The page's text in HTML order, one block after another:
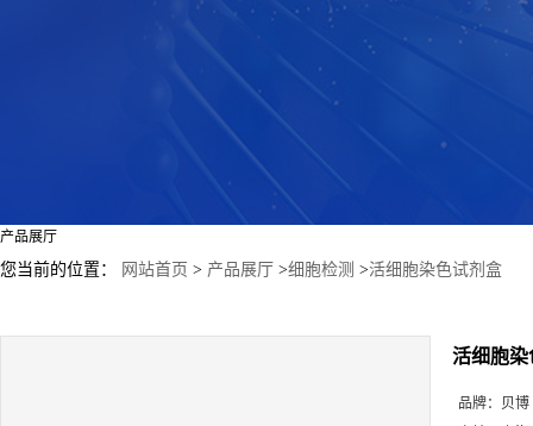
产品展厅
您当前的位置： 网站首页 > 产品展厅 >细胞检测 >活细胞染色试剂盒
活细胞染
品牌： 贝博